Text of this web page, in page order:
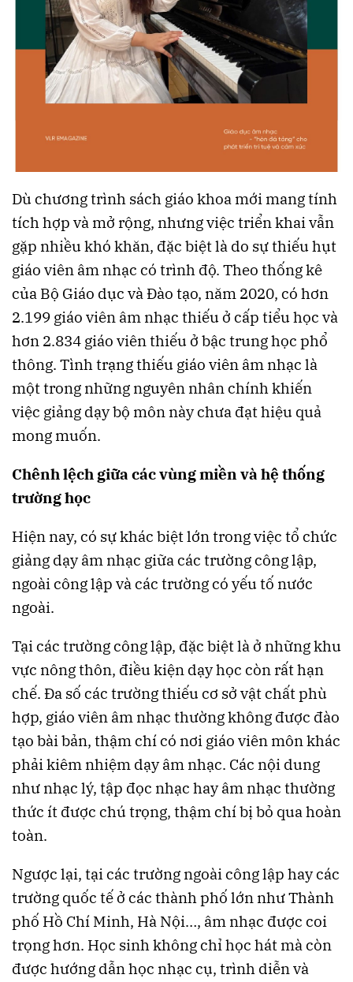
Dù chương trình sách giáo khoa mới mang tính
tích hợp và mở rộng, nhưng việc triển khai vẫn
gặp nhiều khó khăn, đặc biệt là do sự thiếu hụt
giáo viên âm nhạc có trình độ. Theo thống kê
của Bộ Giáo dục và Đào tạo, năm 2020, có hơn
2.199 giáo viên âm nhạc thiếu ở cấp tiểu học và
hơn 2.834 giáo viên thiếu ở bậc trung học phổ
thông. Tình trạng thiếu giáo viên âm nhạc là
một trong những nguyên nhân chính khiến
việc giảng dạy bộ môn này chưa đạt hiệu quả
mong muốn.
Chênh lệch giữa các vùng miền và hệ thống
trường học
Hiện nay, có sự khác biệt lớn trong việc tổ chức
giảng dạy âm nhạc giữa các trường công lập,
ngoài công lập và các trường có yếu tố nước
ngoài.
Tại các trường công lập, đặc biệt là ở những khu
vực nông thôn, điều kiện dạy học còn rất hạn
chế. Đa số các trường thiếu cơ sở vật chất phù
hợp, giáo viên âm nhạc thường không được đào
tạo bài bản, thậm chí có nơi giáo viên môn khác
phải kiêm nhiệm dạy âm nhạc. Các nội dung
như nhạc lý, tập đọc nhạc hay âm nhạc thường
thức ít được chú trọng, thậm chí bị bỏ qua hoàn
toàn.
Ngược lại, tại các trường ngoài công lập hay các
trường quốc tế ở các thành phố lớn như Thành
phố Hồ Chí Minh, Hà Nội…, âm nhạc được coi
trọng hơn. Học sinh không chỉ học hát mà còn
được hướng dẫn học nhạc cụ, trình diễn và